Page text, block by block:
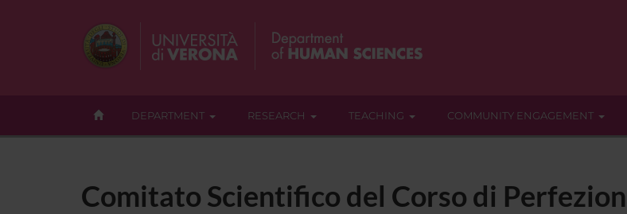
DEPARTMENT RESEARCH TEACHING COMMUNITY ENGAGEMENT
Comitato Scientifico del Corso di